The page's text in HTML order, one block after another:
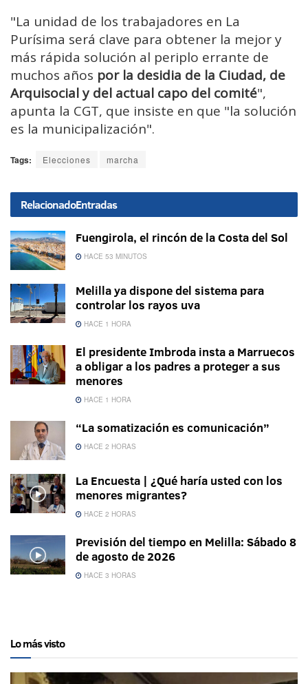
"La unidad de los trabajadores en La
Purísima será clave para obtener la mejor y
más rápida solución al periplo errante de
muchos años por la desidia de la Ciudad, de
Arquisocial y del actual capo del comité",
apunta la CGT, que insiste en que "la solución
es la municipalización".
Tags: Elecciones marcha
RelacionadoEntradas
Fuengirola, el rincón de la Costa del Sol
HACE 53 MINUTOS
Melilla ya dispone del sistema para
controlar los rayos uva
HACE 1 HORA
El presidente Imbroda insta a Marruecos
a obligar a los padres a proteger a sus
menores
HACE 1 HORA
“La somatización es comunicación”
HACE 2 HORAS
La Encuesta | ¿Qué haría usted con los
menores migrantes?
HACE 2 HORAS
Previsión del tiempo en Melilla: Sábado 8
de agosto de 2026
HACE 3 HORAS
Lo más visto